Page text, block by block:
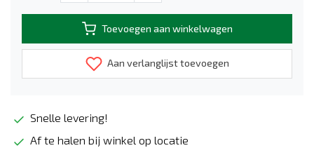
Toevoegen aan winkelwagen
Aan verlanglijst toevoegen
Snelle levering!
Af te halen bij winkel op locatie